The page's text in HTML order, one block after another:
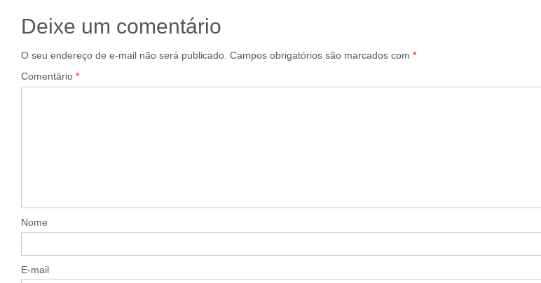
Deixe um comentário
O seu endereço de e-mail não será publicado. Campos obrigatórios são marcados com *
Comentário *
Nome
E-mail